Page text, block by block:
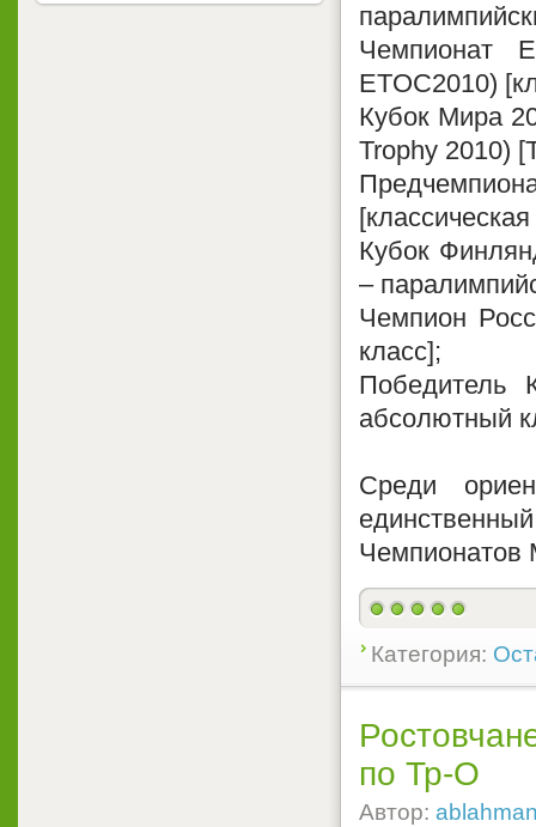
Чемпионат
ETOC2010)
Кубок Мира
Trophy 2010)
Кубок
–
Чемпион
класс];
Победитель
абсолютный
Среди
Чемпионатов
Категория:
по Тр-О
Автор: